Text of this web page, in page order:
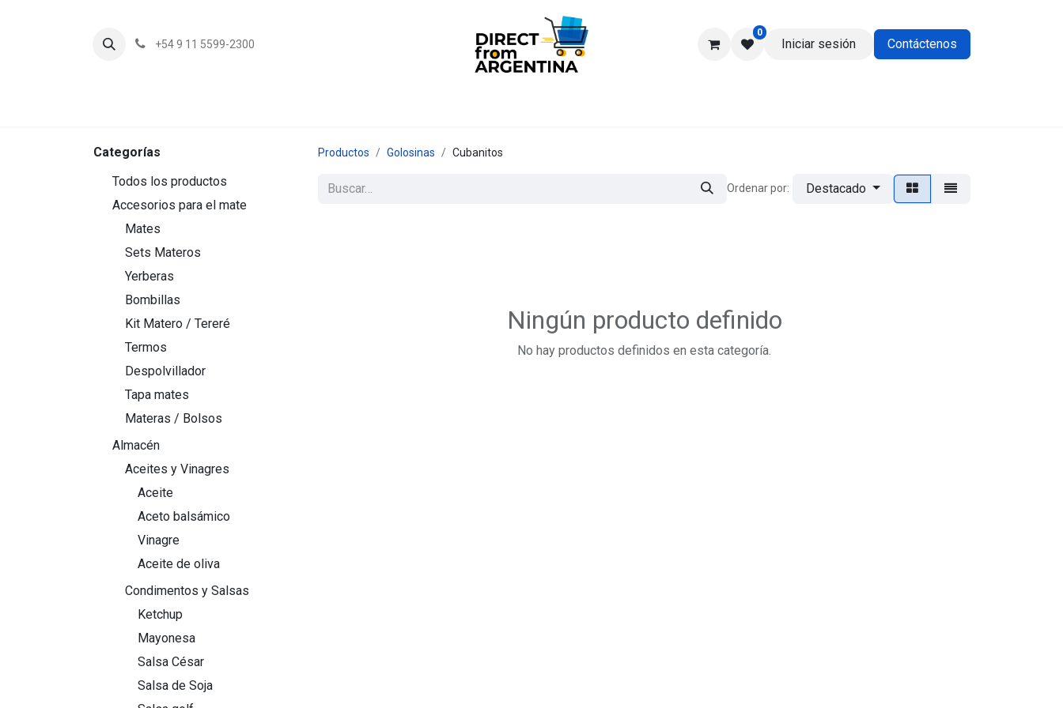
+54 9 11 5599-2300
0
Iniciar sesión Contáctenos
Categorías
Todos los productos
Accesorios para el mate
Mates
Sets Materos
Yerberas
Bombillas
Kit Matero / Tereré
Termos
Despolvillador
Tapa mates
Materas / Bolsos
Almacén
Aceites y Vinagres
Aceite
Aceto balsámico
Vinagre
Aceite de oliva
Condimentos y Salsas
Ketchup
Mayonesa
Salsa César
Salsa de Soja
Productos Golosinas Cubanitos
Ordenar por: Destacado
Ningún producto definido
No hay productos definidos en esta categoría.